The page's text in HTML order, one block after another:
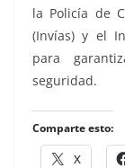
la Policía de
(Invías) y el
para
seguridad.
Comparte esto:
X